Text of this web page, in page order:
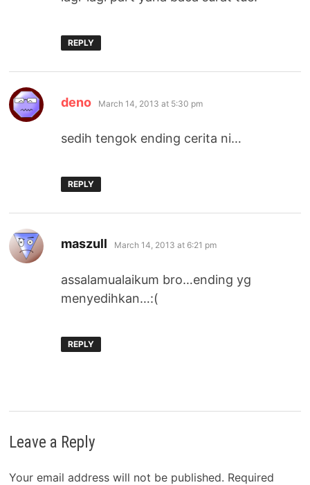
REPLY
deno says:
March 14, 2013 at 5:30 pm
sedih tengok ending cerita ni…
REPLY
maszull says:
March 14, 2013 at 6:21 pm
assalamualaikum bro…ending yg
menyedihkan…:(
REPLY
Leave a Reply
Your email address will not be published. Required